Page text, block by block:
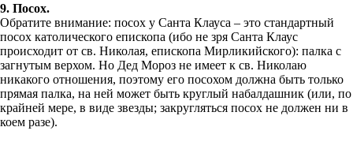
9. Посох.
Обратите внимание: посох у Санта Клауса – это стандартный
посох католического епископа (ибо не зря Санта Клаус
происходит от св. Николая, епископа Мирликийского): палка с
загнутым верхом. Но Дед Мороз не имеет к св. Николаю
никакого отношения, поэтому его посохом должна быть только
прямая палка, на ней может быть круглый набалдашник (или, по
крайней мере, в виде звезды; закругляться посох не должен ни в
коем разе).